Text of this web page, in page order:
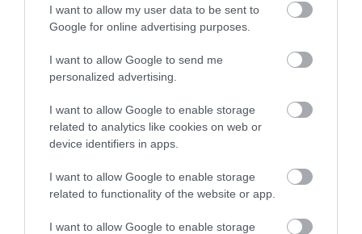
I want to allow my user data to be sent to
Google for online advertising purposes.
I want to allow Google to send me
personalized advertising.
I want to allow Google to enable storage
related to analytics like cookies on web or
device identifiers in apps.
I want to allow Google to enable storage
related to functionality of the website or app.
I want to allow Google to enable storage
Κι όμως η χοληστερίνη δεν
επηρεάζεται μόνο από τα λιπαρά: Ο
ρόλος των υδατανθράκων που συχνά
αγνοούμε
02.08.2026 | 08:43